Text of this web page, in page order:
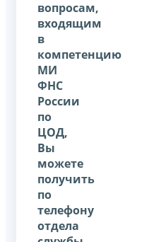
вопросам,
входящим
в
компетенцию
МИ
ФНС
России
по
ЦОД,
Вы
можете
получить
по
телефону
отдела